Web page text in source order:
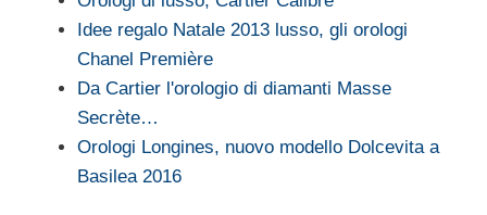
Idee regalo Natale 2013 lusso, gli orologi
Chanel Première
Da Cartier l'orologio di diamanti Masse
Secrète…
Orologi Longines, nuovo modello Dolcevita a
Basilea 2016